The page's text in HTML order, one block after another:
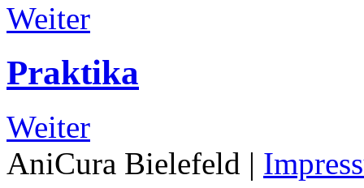
Weiter
Praktika
Weiter
AniCura Bielefeld |